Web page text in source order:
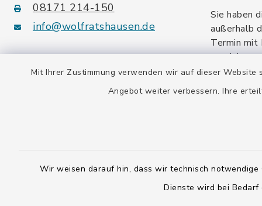
Mit Ihrer Zustimmung verwenden wir auf dieser
Angebot weiter verbessern. Ihre
Wir weisen darauf hin, dass wir technisch
Dienste wird bei
08171 214-150
info@wolfratshausen.de
Umsatzsteuer-ID:
DE128 378 377
Sie haben
außerhalb
Termin mit